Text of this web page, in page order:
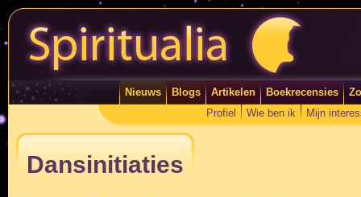
Nieuws Blogs Artikelen Boekrecensies
Profiel
Wie ben ik Mijn
Dansinitiaties